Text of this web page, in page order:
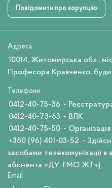
Повідомити про корупцію
Адреса
10014, Житомирська обл.,
Професора Кравченко,
Телефони
0412-40-75-36 -
0412-40-73-63 - ВЛК
0412-40-75-50 -
+380 (96) 401-03-52 -
засобами телекомунікації
абонента «ДУ ТМО ЖТ»).
Email